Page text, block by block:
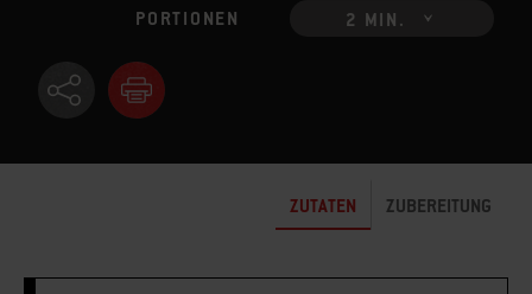
PORTIONEN 2 MIN.
ZUTATEN ZUBEREITUNG